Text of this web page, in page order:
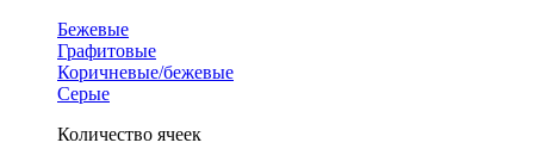
Бежевые
Графитовые
Коричневые/бежевые
Серые
Количество ячеек